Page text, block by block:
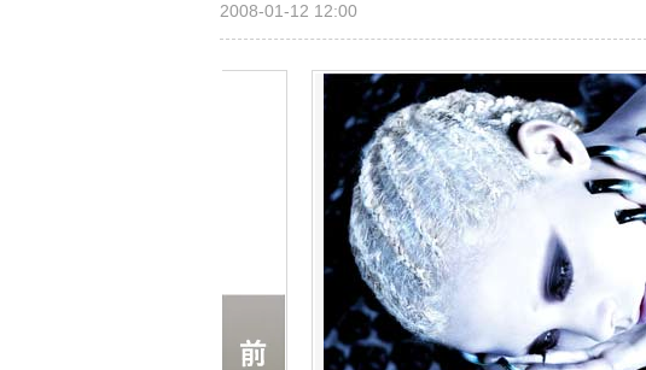
2008-01-12 12:00